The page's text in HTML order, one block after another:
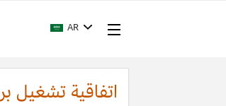
AR
اتفاقية تشغيل